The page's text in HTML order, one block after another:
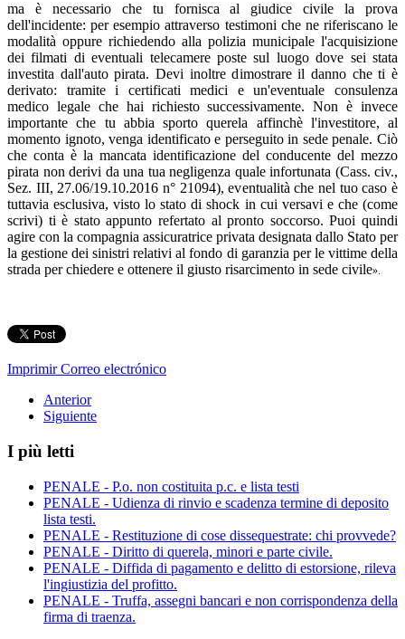
ma è necessario che tu fornisca al giudice civile la prova
dell'incidente: per esempio attraverso testimoni che ne riferiscano le
modalità oppure richiedendo alla polizia municipale l'acquisizione
dei filmati di eventuali telecamere poste sul luogo dove sei stata
investita dall'auto pirata. Devi inoltre dimostrare il danno che ti è
derivato: tramite i certificati medici e un'eventuale consulenza
medico legale che hai richiesto successivamente. Non è invece
importante che tu abbia sporto querela affinchè l'investitore, al
momento ignoto, venga identificato e perseguito in sede penale. Ciò
che conta è la mancata identificazione del conducente del mezzo
pirata non derivi da una tua negligenza quale infortunata (Cass. civ.,
Sez. III, 27.06/19.10.2016 n° 21094), eventualità che nel tuo caso è
tuttavia esclusiva, visto lo stato di shock in cui versavi e che (come
scrivi) ti è stato appunto refertato al pronto soccorso. Puoi quindi
agire con la compagnia assicuratrice privata designata dallo Stato per
la gestione dei sinistri relativi al fondo di garanzia per le vittime della
strada per chiedere e ottenere il giusto risarcimento in sede civile».
ImprimirCorreo electrónico
Anterior
Siguiente
I più letti
PENALE - P.o. non costituita p.c. e lista testi
PENALE - Udienza di rinvio e scadenza termine di deposito
lista testi.
PENALE - Restituzione di cose dissequestrate: chi provvede?
PENALE - Diritto di querela, minori e parte civile.
PENALE - Diffida di pagamento e delitto di estorsione, rileva
l'ingiustizia del profitto.
PENALE - Truffa, assegni bancari e non corrispondenza della
firma di traenza.